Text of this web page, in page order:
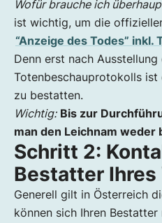
Wofür brauche ich
ist wichtig, um die
“Anzeige des Todes” inkl.
Denn erst nach Ausstellung
Totenbeschauprotokolls ist
zu bestatten.
Wichtig: Bis zur
man den Leichnam
Schritt 2:
Bestatter
Generell gilt in Österreich
können sich Ihren